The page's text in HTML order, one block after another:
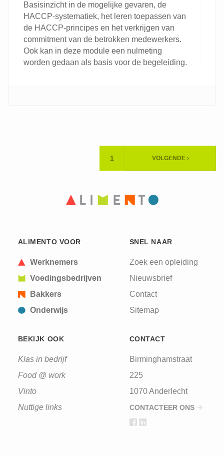
Basisinzicht in de mogelijke gevaren, de
HACCP-systematiek, het leren toepassen van
de HACCP-principes en het verkrijgen van
commitment van de betrokken medewerkers.
Ook kan in deze module een nulmeting
worden gedaan als basis voor de begeleiding.
HUIDIGE
1 VOLGENDE ›
ALIMENTO VOOR
Werknemers
Voedingsbedrijven
Bakkers
Onderwijs
SNEL NAAR
Zoek een opleiding
Nieuwsbrief
Contact
Sitemap
BEKIJK OOK
Klas in bedrijf
Food @ work
Vinto
Nuttige links
CONTACT
Birminghamstraat
225
1070 Anderlecht
CONTACTEER ONS